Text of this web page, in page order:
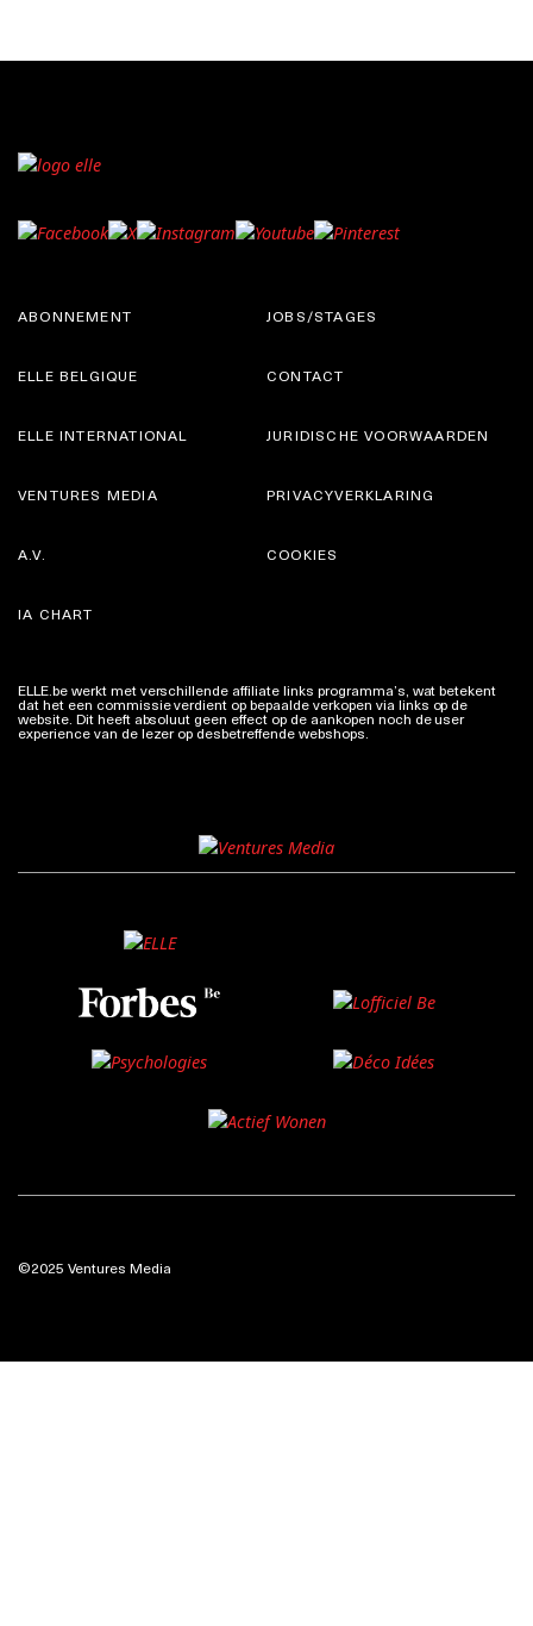
ABONNEMENT
ELLE BELGIQUE
JOBS/STAGES
CONTACT
ELLE INTERNATIONAL
VENTURES MEDIA
JURIDISCHE VOORWAARDEN
PRIVACYVERKLARING
A.V.
IA CHART
COOKIES
ELLE.be werkt met verschillende affiliate links programma’s, wat betekent
dat het een commissie verdient op bepaalde verkopen via links op de
website. Dit heeft absoluut geen effect op de aankopen noch de user
experience van de lezer op desbetreffende webshops.
©2025 Ventures Media